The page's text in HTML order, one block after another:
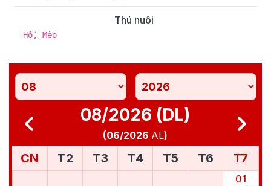
Thú nuôi
Hổ, Mèo
08/2026 (DL)
(06/2026 AL)
CN T2 T3 T4 T5 T6 T7
01